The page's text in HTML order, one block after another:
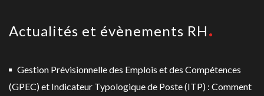
Actualités et évènements RH
Gestion Prévisionnelle des Emplois et des Compétences
(GPEC) et Indicateur Typologique de Poste (ITP) : Comment